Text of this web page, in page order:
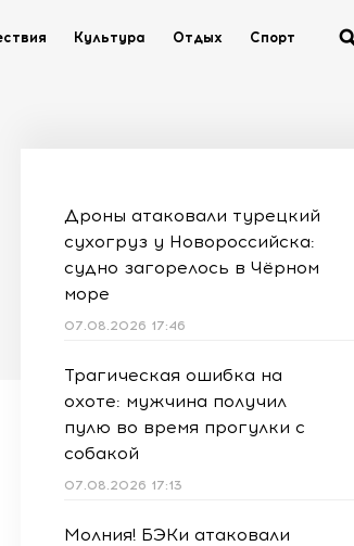
Культура Отдых Спорт
Дроны атаковали турецкий
сухогруз у Новороссийска:
судно загорелось в Чёрном
море
07.08.2026 17:46
Трагическая ошибка на
охоте: мужчина получил
пулю во время прогулки с
собакой
07.08.2026 17:13
Молния! БЭКи атаковали